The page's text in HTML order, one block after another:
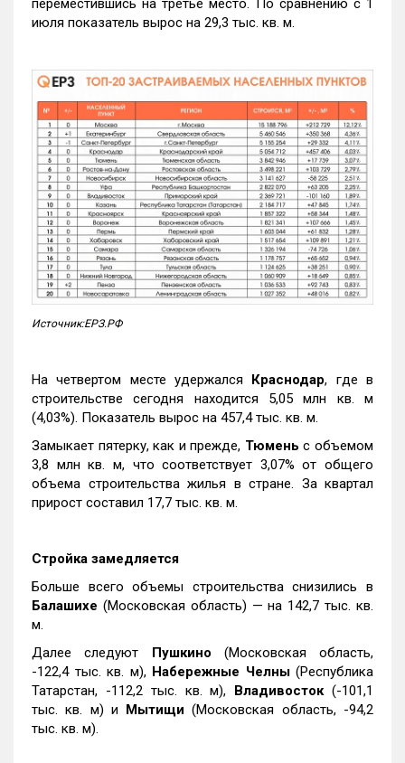
переместившись на третье место. По сравнению с 1
июля показатель вырос на 29,3 тыс. кв. м.
Источник:ЕРЗ.РФ
На четвертом месте удержался Краснодар, где в
строительстве сегодня находится 5,05 млн кв. м
(4,03%). Показатель вырос на 457,4 тыс. кв. м.
Замыкает пятерку, как и прежде, Тюмень с объемом
3,8 млн кв. м, что соответствует 3,07% от общего
объема строительства жилья в стране. За квартал
прирост составил 17,7 тыс. кв. м.
Стройка замедляется
Больше всего объемы строительства снизились в
Балашихе (Московская область) — на 142,7 тыс. кв.
м.
Далее следуют Пушкино (Московская область,
-122,4 тыс. кв. м), Набережные Челны(Республика
Татарстан, -112,2 тыс. кв. м), Владивосток(-101,1
тыс. кв. м) и Мытищи (Московская область, -94,2
тыс. кв. м).